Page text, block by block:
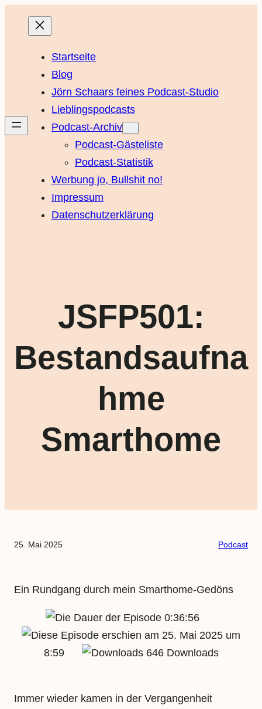
Startseite
Blog
Jörn Schaars feines Podcast-Studio
Lieblingspodcasts
Podcast-Archiv
Podcast-Gästeliste
Podcast-Statistik
Werbung jo, Bullshit no!
Impressum
Datenschutzerklärung
JSFP501:
Bestandsaufna
hme
Smarthome
25. Mai 2025 Podcast
Ein Rundgang durch mein Smarthome-Gedöns
0:36:56
25. Mai 2025 um
8:59
646 Downloads
Immer wieder kamen in der Vergangenheit